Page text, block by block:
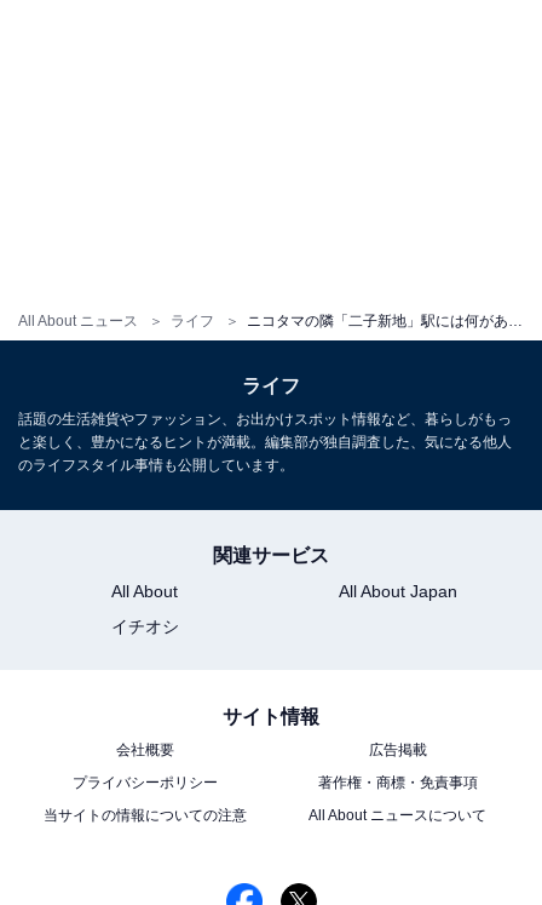
All About ニュース ライフ
うりょう）を登って丹沢（たんざわ）山地の大山まで続
と参詣（さんけい）の旅に出たそうです。
ライフ
話題の生活雑貨やファッション、お出かけスポット情報など、暮らしがもっ
と楽しく、豊かになるヒントが満載。編集部が独自調査した、気になる他人
のライフスタイル事情も公開しています。
関連サービス
All About
All About Japan
イチオシ
サイト情報
会社概要
広告掲載
プライバシーポリシー
著作権・商標・免責事項
当サイトの情報についての注意
All About ニュースについて